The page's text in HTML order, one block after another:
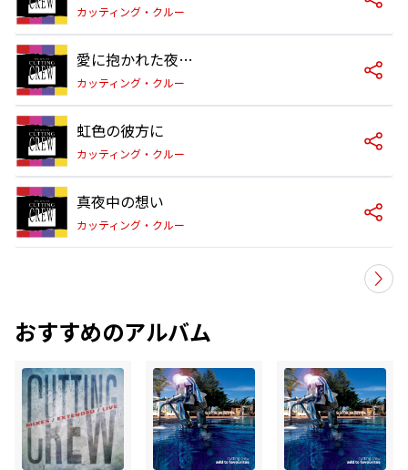
カッティング・クルー
愛に抱かれた夜 (エクステンデッド・リミックス)
カッティング・クルー
虹色の彼方に
カッティング・クルー
真夜中の想い
カッティング・クルー
おすすめのアルバム